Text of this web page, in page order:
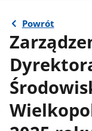
Powrót